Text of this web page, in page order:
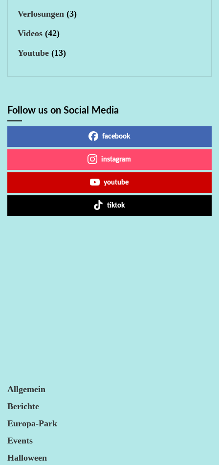
Verlosungen (3)
Videos (42)
Youtube (13)
Follow us on Social Media
facebook
instagram
youtube
tiktok
Allgemein
Berichte
Europa-Park
Events
Halloween